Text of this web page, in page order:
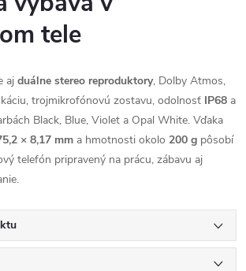
tele
aj duálne stereo reproduktory, Dolby Atmos,
trojmikrofónovú zostavu, odolnosť IP68 a
Black, Blue, Violet a Opal White. Vďaka
× 8,17 mm a hmotnosti okolo 200 g pôsobí
telefón pripravený na prácu, zábavu aj